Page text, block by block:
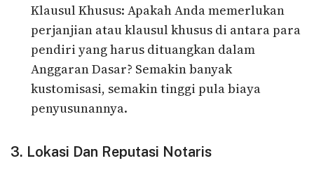
Klausul Khusus: Apakah Anda memerlukan
perjanjian atau klausul khusus di antara para
pendiri yang harus dituangkan dalam
Anggaran Dasar? Semakin banyak
kustomisasi, semakin tinggi pula biaya
penyusunannya.
3. Lokasi Dan Reputasi Notaris